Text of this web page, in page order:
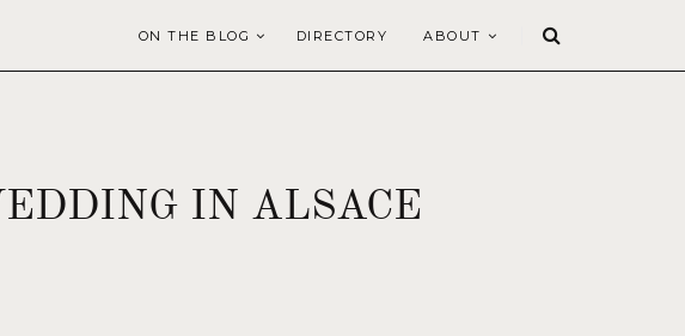
ON THE BLOG DIRECTORY ABOUT
IN ALSACE